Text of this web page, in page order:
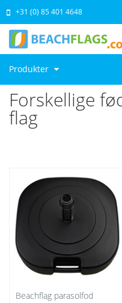
Produkter
+31 (0) 85 401 4648
Forskellige
flag
Beachflag parasolfod